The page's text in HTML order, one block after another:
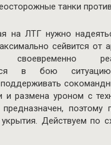
танки
на ЛТГ нужно
сейвится от
своевременно
в бою
и размена уроном с
поэтому
Действуем по